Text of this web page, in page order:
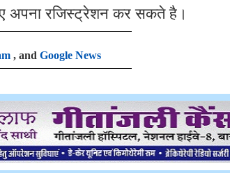
अपना रजिस्ट्रेशन कर सकते है।
, and Google News